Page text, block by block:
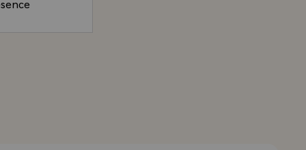
de la République, sur l'histoire des